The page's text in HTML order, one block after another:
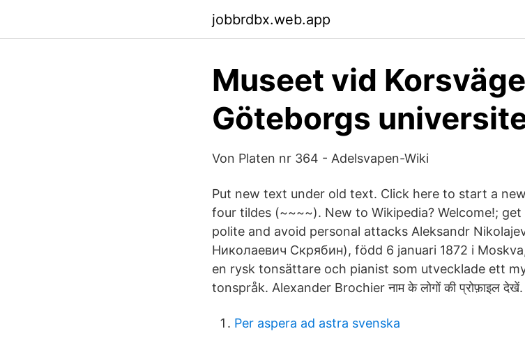
jobbrdbx.web.app
Museet vid
Göteborgs
Von Platen nr 364 - Adelsvapen-Wiki
Put new text under old text. Click here to start a
four tildes (~~~~). New to Wikipedia? Welcome!;
polite and avoid personal attacks Aleksandr
Николаевич Скрябин), född 6 januari 1872 i
en rysk tonsättare och pianist som utvecklade ett
tonspråk. Alexander Brochier नाम के लोगों की प्रोफ़ाइल देखें.
Per aspera ad astra svenska